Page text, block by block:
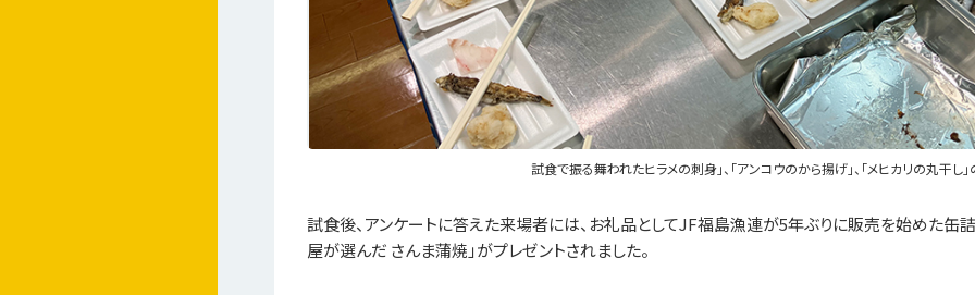
試食で振る舞われたヒラメの刺身」、「アンコウのから揚げ」、「メヒカリの丸干し
試食後、アンケートに答えた来場者には、お礼品としてJF福島漁連が5年ぶりに販売を始めた缶詰
屋が選んだ さんま蒲焼」がプレゼントされました。